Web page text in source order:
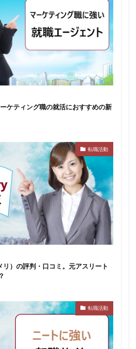
ケティング職の就活におすすめの新
転職活動
）の評判・口コミ。元アスリート
転職活動
マイナビジョブ20'sスカウト
マイナビ
マーケティング
り方がわからない
グ
不人気業界
人生終了
事務職
九州地方
一次面接
ント
リクナビ
ランキング
ワイト企業
シェア
ディグアップキャリア
ツノル
ャリア
スポチョク
ツフィールド
スポーツ
デューダ スーツ
しんどい
ジョブラス
ジョブトラ
ジェイック
テストセンター
ックス
プログラミング
ー
どこでもいい